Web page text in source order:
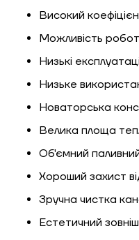
Високий
Можливість
Низькі
Низьке
Новаторська
Велика площа
Об'ємний
Хороший захист
Зручна чистка
Естетичний